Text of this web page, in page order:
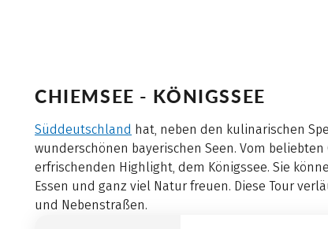
CHIEMSEE - KÖNIGSSEE
Süddeutschland hat, neben den kulinarischen
wunderschönen bayerischen Seen. Vom
erfrischenden Highlight, dem Königssee. Sie
Essen und ganz viel Natur freuen. Diese Tour
und Nebenstraßen.